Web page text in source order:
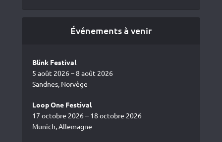
Événements à venir
Blink Festival
5 août 2026 – 8 août 2026
Sandnes, Norvège
Loop One Festival
17 octobre 2026 – 18 octobre 2026
Munich, Allemagne